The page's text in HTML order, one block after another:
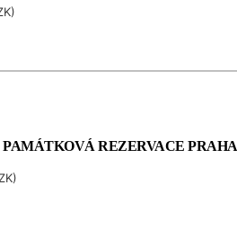
)
PAMÁTKOVÁ REZERVACE PRAHA
)